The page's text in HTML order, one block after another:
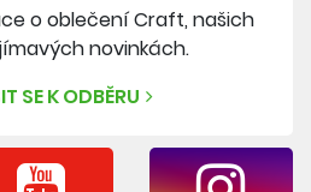
o oblečení Craft, našich
novinkách.
SE K ODBĚRU